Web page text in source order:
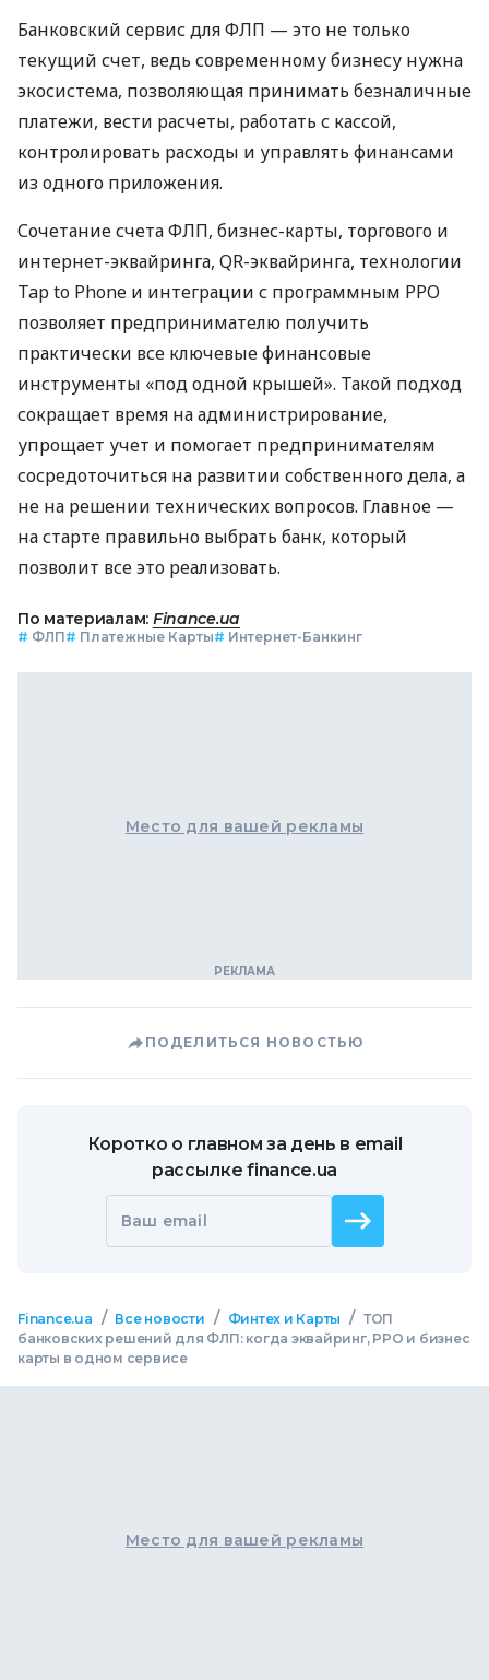
Банковский сервис для ФЛП — это не только
текущий счет, ведь современному бизнесу нужна
экосистема, позволяющая принимать безналичные
платежи, вести расчеты, работать с кассой,
контролировать расходы и управлять финансами
из одного приложения.
Сочетание счета ФЛП, бизнес-карты, торгового и
интернет-эквайринга, QR-эквайринга, технологии
Tap to Phone и интеграции с программным РРО
позволяет предпринимателю получить
практически все ключевые финансовые
инструменты «под одной крышей». Такой подход
сокращает время на администрирование,
упрощает учет и помогает предпринимателям
сосредоточиться на развитии собственного дела, а
не на решении технических вопросов. Главное —
на старте правильно выбрать банк, который
позволит все это реализовать.
По материалам: Finance.ua
# ФЛП# Платежные Карты# Интернет-Банкинг
Место для вашей рекламы
ПОДЕЛИТЬСЯ НОВОСТЬЮ
Коротко о главном за день в email
рассылке finance.ua
Ваш email
Finance.ua / Все новости / Финтех и Карты / ТОП
банковских решений для ФЛП: когда эквайринг, РРО и бизнес
карты в одном сервисе
Место для вашей рекламы